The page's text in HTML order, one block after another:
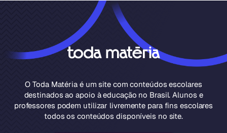
O Toda Matéria é um site com conteúdos escolares
destinados ao apoio à educação no Brasil. Alunos e
professores podem utilizar livremente para fins escolares
todos os conteúdos disponíveis no site.